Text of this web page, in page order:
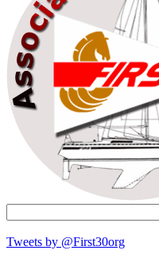
Tweets by @First30org